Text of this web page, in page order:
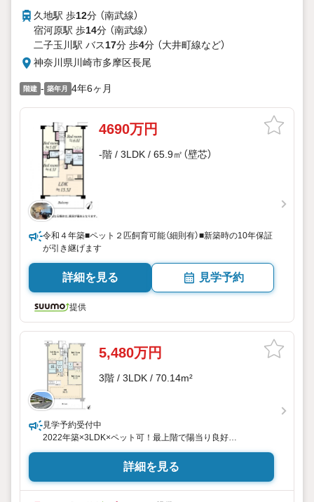
久地駅 歩12分 （南武線）
宿河原駅 歩14分 （南武線）
二子玉川駅 バス17分 歩4分 （大井町線など）
神奈川県川崎市多摩区長尾
階建 - 築年月 4年6ヶ月
4690万円
-階 / 3LDK / 65.9㎡（壁芯）
令和４年築■ペット２匹飼育可能（細則有）■新築時の10年保証
が引き継げます
詳細を見る 見学予約
提供
5,480万円
3階 / 3LDK / 70.14m²
見学予約受付中
2022年築×3LDK×ペット可！最上階で陽当り良好
2022年1月築マンションでありながら、70.14m2の3LDKとい
うファミリー向けの広さをしっかり確保。第一種低層住居専
詳細を見る